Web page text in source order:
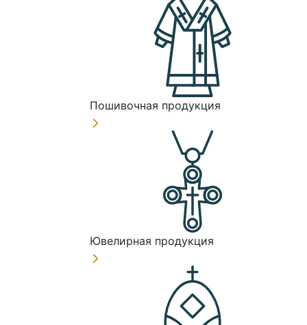
Пошивочная продукция
Ювелирная продукция